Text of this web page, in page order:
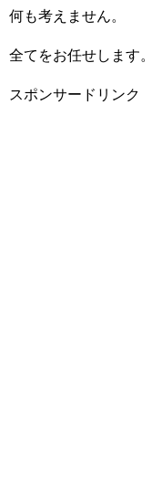
何も考えません。
全てをお任せします。
スポンサードリンク